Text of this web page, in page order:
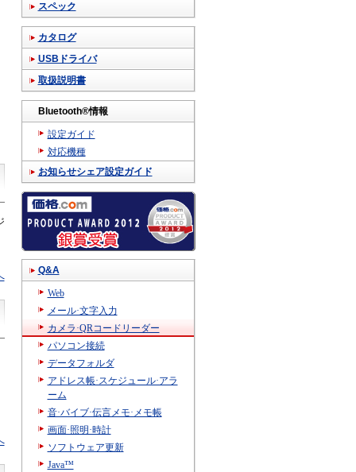
スペック
カタログ
USBドライバ
取扱説明書
Bluetooth®情報
設定ガイド
対応機種
お知らせシェア設定ガイド
Q&A
Web
メール·文字入力
カメラ·QRコードリーダー
パソコン接続
データフォルダ
アドレス帳·スケジュール·アラ
ーム
音·バイブ·伝言メモ·メモ帳
画面·照明·時計
ソフトウェア更新
Java™